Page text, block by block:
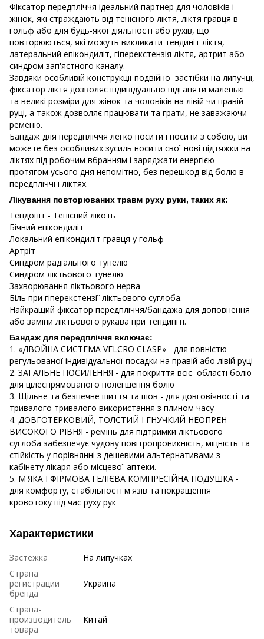
Фіксатор передпліччя ідеальний партнер для чоловіків і
жінок, які страждають від тенісного ліктя, ліктя гравця в
гольф або для будь-якої діяльності або рухів, що
повторюються, які можуть викликати тендиніт ліктя,
латеральний епікондиліт, гіперекстензія ліктя, артрит або
синдром зап'ястного каналу.
Завдяки особливій конструкції подвійної застібки на липучці,
фіксатор ліктя дозволяє індивідуально підганяти маленькі
та великі розміри для жінок та чоловіків на лівій чи правій
руці, а також дозволяє працювати та грати, не заважаючи
ременю.
Бандаж для передпліччя легко носити і носити з собою, ви
можете без особливих зусиль носити свої нові підтяжки на
ліктях під робочим вбранням і заряджати енергією
протягом усього дня непомітно, без перешкод від болю в
передпліччі і ліктях.
Лікування повторюваних травм руху руки, таких як:
Тендоніт - Тенісний лікоть
Бічний епікондиліт
Локальний епікондиліт гравця у гольф
Артріт
Синдром радіального тунелю
Синдром ліктьового тунелю
Захворювання ліктьового нерва
Біль при гіперекстензії ліктьового суглоба.
Найкращий фіксатор передпліччя/бандажа для доповнення
або заміни ліктьового рукава при тендиніті.
Бандаж для передпліччя включає:
1. «ДВОЙНА СИСТЕМА VELCRO CLASP» - для повністю
регульованої індивідуальної посадки на правій або лівій руці
2. ЗАГАЛЬНЕ ПОСИЛЕННЯ - для покриття всієї області болю
для цілеспрямованого полегшення болю
3. Щільне та безпечне шиття та шов - для довговічності та
тривалого тривалого використання з плином часу
4. ДОВГОТЕРКОВИЙ, ТОЛСТИЙ І ГНУЧКИЙ НЕОПРЕН
ВИСОКОГО РІВНЯ - ремінь для підтримки ліктьового
суглоба забезпечує чудову повітропроникність, міцність та
стійкість у порівнянні з дешевими альтернативами з
кабінету лікаря або місцевої аптеки.
5. М'ЯКА І ФІРМОВА ГЕЛІЄВА КОМПРЕСІЙНА ПОДУШКА -
для комфорту, стабільності м'язів та покращення
кровотоку під час руху рук
Характеристики
Застежка
На липучках
Страна
регистрации
бренда
Украина
Страна-
производитель
товара
Китай